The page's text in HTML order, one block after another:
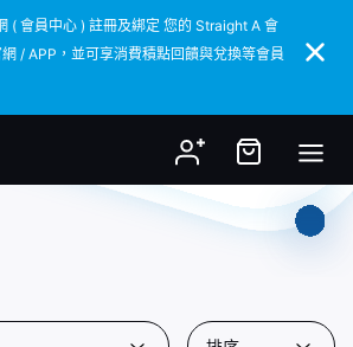
( 會員中心 ) 註冊及綁定 您的 Straight A 會
/ APP，並可享消費積點回饋與兌換等會員
( 會員中心 ) 註冊及綁定 您的 Straight A 會
/ APP，並可享消費積點回饋與兌換等會員